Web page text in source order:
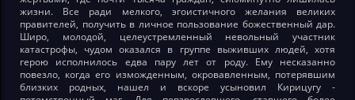
жизни. Все ради мелкого, эгоистичного желания великих
правителей, получить в личное пользование божественный дар.
Широ, молодой, целеустремленный невольный участник
катастрофы, чудом оказался в группе выживших людей, хотя
герою исполнилось едва пару лет от роду. Ему несказанно
повезло, когда его изможденным, окровавленным, потерявшим
близких родных, нашел и вскоре усыновил Кирицугу -